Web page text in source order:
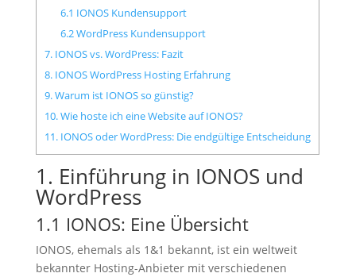
6.1 IONOS Kundensupport
6.2 WordPress Kundensupport
7. IONOS vs. WordPress: Fazit
8. IONOS WordPress Hosting Erfahrung
9. Warum ist IONOS so günstig?
10. Wie hoste ich eine Website auf IONOS?
11. IONOS oder WordPress: Die endgültige Entscheidung
1. Einführung in IONOS und
WordPress
1.1 IONOS: Eine Übersicht
IONOS, ehemals als 1&1 bekannt, ist ein weltweit
bekannter Hosting-Anbieter mit verschiedenen